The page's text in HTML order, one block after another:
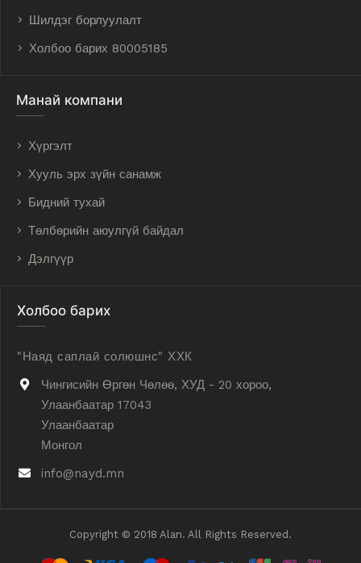
Шилдэг борлуулалт
Холбоо барих 80005185
Манай компани
Хүргэлт
Хууль эрх зүйн санамж
Бидний тухай
Төлбөрийн аюулгүй байдал
Дэлгүүр
Холбоо барих
"Наяд саплай солюшнс" ХХК
Чингисийн Өргөн Чөлөө, ХУД - 20 хороо,
Улаанбаатар 17043
Улаанбаатар
Монгол
info@nayd.mn
Copyright © 2018 Alan. All Rights Reserved.